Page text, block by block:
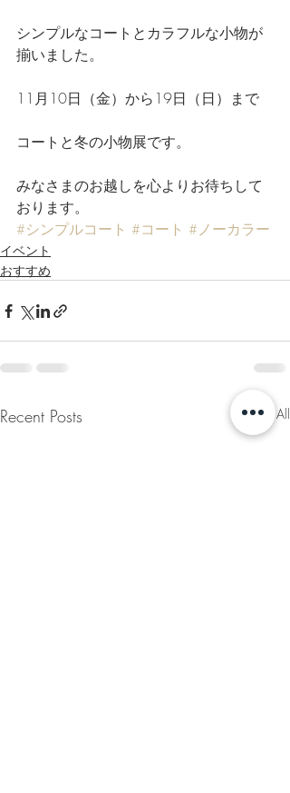
シンプルなコートとカラフルな小物が
揃いました。
11月10日（金）から19日（日）まで
コートと冬の小物展です。
みなさまのお越しを心よりお待ちして
おります。
#シンプルコート #コート #ノーカラー
イベント
おすすめ
Recent Posts See All